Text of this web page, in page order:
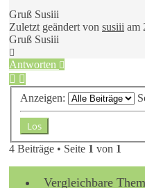
Gruß Susiii
Zuletzt geändert von susiii am
Gruß Susiii
oben
Antworten
Anzeigen:
4 Beiträge • Seite 1 von 1
Vergleichbare